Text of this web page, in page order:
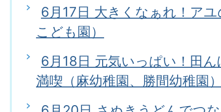
6月17日 大きくなぁれ！ア
こども園）
6月18日 元気いっぱい！田
満喫（麻幼稚園、勝間幼稚園